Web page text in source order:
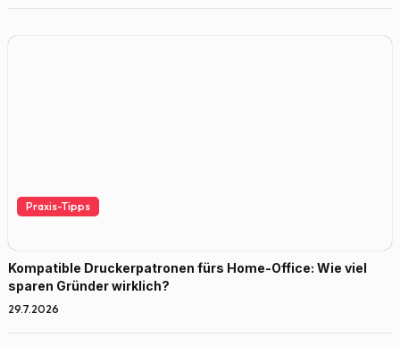
Praxis-Tipps
Kompatible Druckerpatronen fürs Home-Office: Wie viel
sparen Gründer wirklich?
29.7.2026